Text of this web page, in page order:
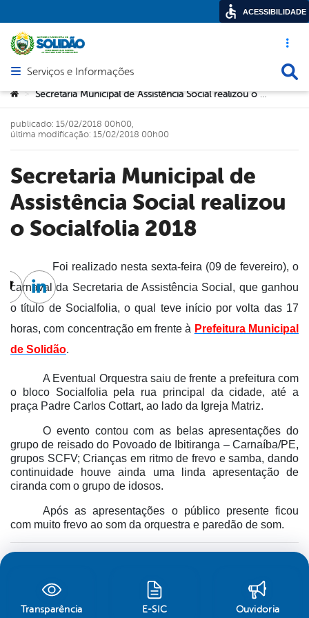
Acesso
Abrir menu principal de navegação
Serviços e Informações
Você está aqui:
> Secretaria Municipal de Assistência Social realizou o Socialfolia 2018
Secretaria Municipal de
Assistência Social realizou
o Socialfolia 2018
publicado: 15/02/2018 00h00,
última modificação: 15/02/2018 00h00
Foi realizado nesta sexta-feira (09 de fevereiro), o
carnaval da Secretaria de Assistência Social, que ganhou
o título de Socialfolia, o qual teve início por volta das 17
horas, com concentração em frente à Prefeitura Municipal
de Solidão.
A Eventual Orquestra saiu de frente a prefeitura com
o bloco Socialfolia pela rua principal da cidade, até a
praça Padre Carlos Cottart, ao lado da Igreja Matriz.
O evento contou com as belas apresentações do
grupo de reisado do Povoado de Ibitiranga – Carnaíba/PE,
grupos SCFV; Crianças em ritmo de frevo e samba, dando
continuidade houve ainda uma linda apresentação de
ciranda com o grupo de idosos.
Após as apresentações o público presente ficou
com muito frevo ao som da orquestra e paredão de som.
Twitter
Linkedin
Transparência E-SIC Ouvidoria
ACESSIBILIDADE